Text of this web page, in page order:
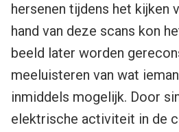
hersenen tijdens het kijken
hand van deze scans kon
beeld later worden
meeluisteren van wat
inmiddels mogelijk. Door
elektrische activiteit in de